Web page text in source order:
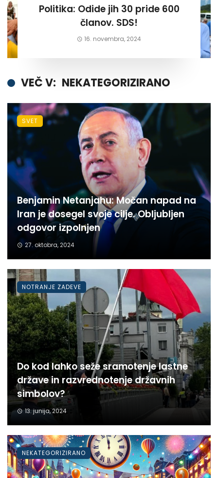
Politika: Odide jih 30 pride 600
članov. SDS!
16. novembra, 2024
VEČ V: NEKATEGORIZIRANO
Benjamin Netanjahu: Močan napad na
Iran je dosegel svoje cilje. Obljubljen
odgovor izpolnjen
27. oktobra, 2024
SVET
Do kod lahko seže sramotenje lastne
države in razvrednotenje državnih
simbolov?
13. junija, 2024
NOTRANJE ZADEVE
NEKATEGORIZIRANO